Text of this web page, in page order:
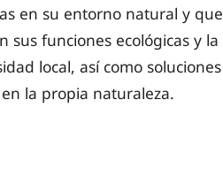
en su entorno natural y que
sus funciones ecológicas y la
local, así como soluciones
la propia naturaleza.